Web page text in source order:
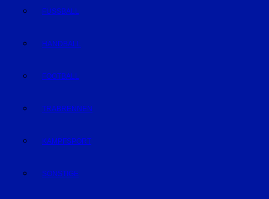
FUSSBALL
HANDBALL
FOOTBALL
TRABRENNEN
KAMPFSPORT
SONSTIGE